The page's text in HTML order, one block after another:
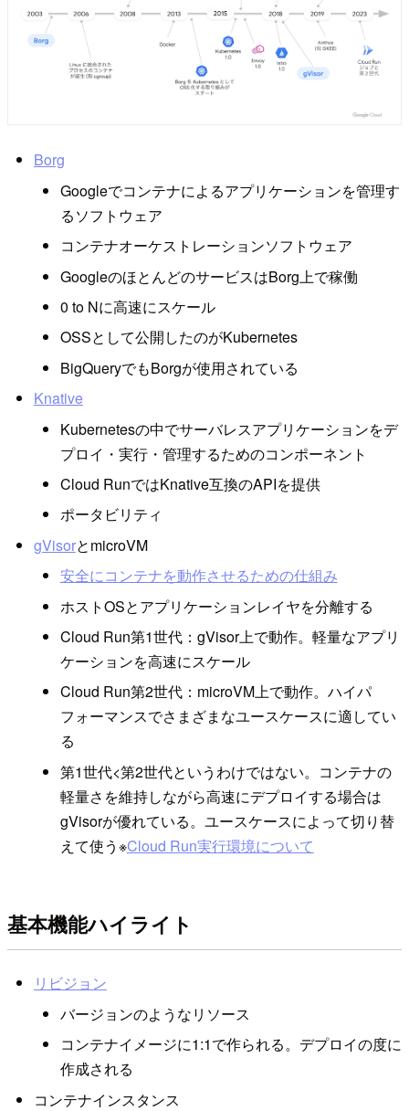
Borg
Googleでコンテナによるアプリケーションを管理す
るソフトウェア
コンテナオーケストレーションソフトウェア
GoogleのほとんどのサービスはBorg上で稼働
0 to Nに高速にスケール
OSSとして公開したのがKubernetes
BigQueryでもBorgが使用されている
Knative
Kubernetesの中でサーバレスアプリケーションをデ
プロイ・実行・管理するためのコンポーネント
Cloud RunではKnative互換のAPIを提供
ポータビリティ
gVisorとmicroVM
安全にコンテナを動作させるための仕組み
ホストOSとアプリケーションレイヤを分離する
Cloud Run第1世代：gVisor上で動作。軽量なアプリ
ケーションを高速にスケール
Cloud Run第2世代：microVM上で動作。ハイパ
フォーマンスでさまざまなユースケースに適してい
る
第1世代<第2世代というわけではない。コンテナの
軽量さを維持しながら高速にデプロイする場合は
gVisorが優れている。ユースケースによって切り替
えて使う※Cloud Run実行環境について
基本機能ハイライト
リビジョン
バージョンのようなリソース
コンテナイメージに1:1で作られる。デプロイの度に
作成される
コンテナインスタンス